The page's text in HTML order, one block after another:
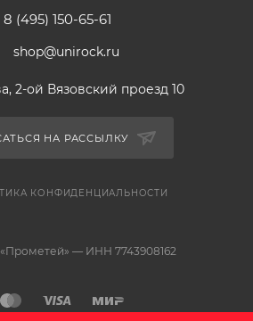
8 (495) 150-65-61
shop@unirock.ru
2-ой Вязовский проезд 10
НА РАССЫЛКУ
КОНФИДЕНЦИАЛЬНОСТИ
— ИНН 7743908162